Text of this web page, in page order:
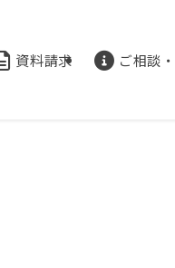
資料請求 ご相談